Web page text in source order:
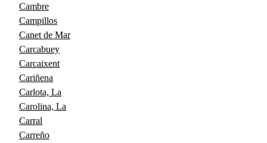
Cambre
Campillos
Canet de Mar
Carcabuey
Carcaixent
Cariñena
Carlota, La
Carolina, La
Carral
Carreño